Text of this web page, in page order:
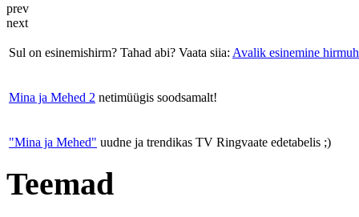
prev
next
Sul on esinemishirm? Tahad abi? Vaata siia: Avalik esinemine
Mina ja Mehed 2 netimüügis soodsamalt!
"Mina ja Mehed" uudne ja trendikas TV Ringvaate edetabelis ;)
Teemad